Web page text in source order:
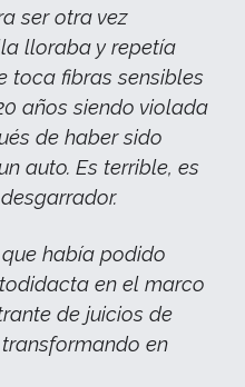
ser otra vez
lloraba y repetía
toca fibras sensibles
años siendo violada
de haber sido
auto. Es terrible, es
había podido
en el marco
de juicios de
en